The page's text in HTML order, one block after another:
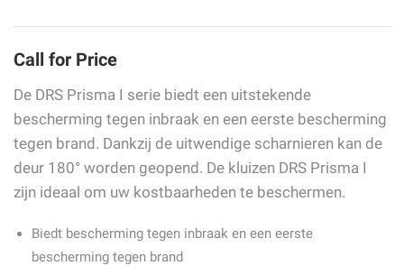
Call for Price
De DRS Prisma I serie biedt een uitstekende
bescherming tegen inbraak en een eerste bescherming
tegen brand. Dankzij de uitwendige scharnieren kan de
deur 180° worden geopend. De kluizen DRS Prisma I
zijn ideaal om uw kostbaarheden te beschermen.
Biedt bescherming tegen inbraak en een eerste
bescherming tegen brand